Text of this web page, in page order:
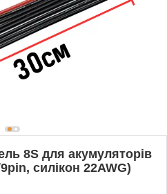
8S для акумуляторів
силікон 22AWG)